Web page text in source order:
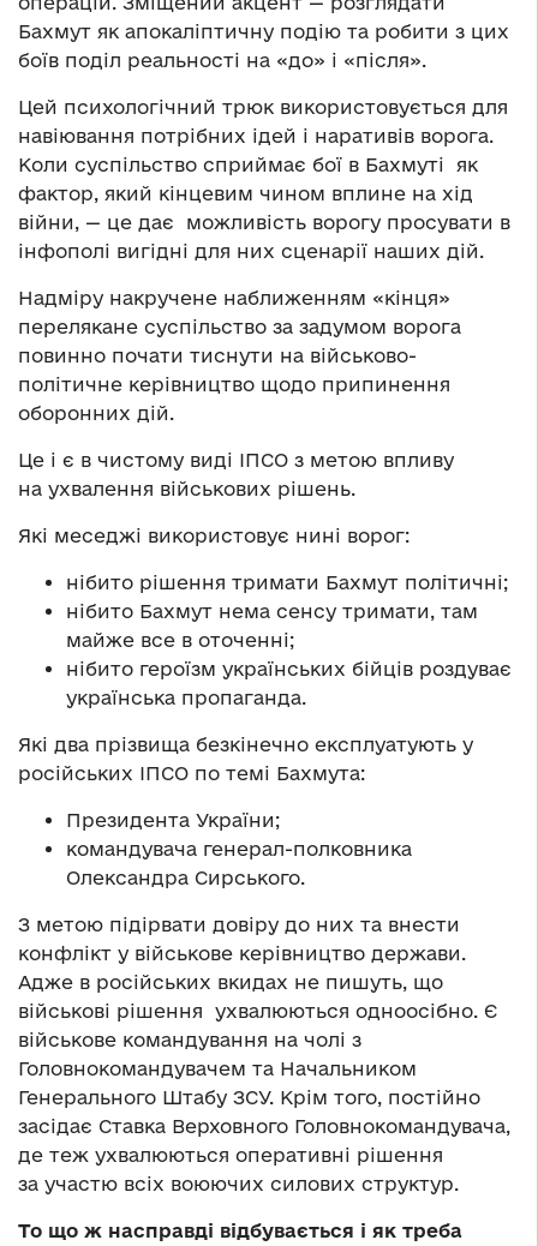
Бахмут як апокаліптичну подію та робити з цих
боїв поділ реальності на «до» і «після».
Цей психологічний трюк використовується для
навіювання потрібних ідей і наративів ворога.
Коли суспільство сприймає бої в Бахмуті як
фактор, який кінцевим чином вплине на хід
війни, — це дає можливість ворогу просувати в
інфополі вигідні для них сценарії наших дій.
Надміру накручене наближенням «кінця»
перелякане суспільство за задумом ворога
повинно почати тиснути на військово-
політичне керівництво щодо припинення
оборонних дій.
Це і є в чистому виді ІПСО з метою впливу
на ухвалення військових рішень.
Які меседжі використовує нині ворог:
нібито рішення тримати Бахмут політичні;
нібито Бахмут нема сенсу тримати, там
майже все в оточенні;
нібито героїзм українських бійців роздуває
українська пропаганда.
Які два прізвища безкінечно експлуатують у
російських ІПСО по темі Бахмута:
Президента України;
командувача генерал-полковника
Олександра Сирського.
З метою підірвати довіру до них та внести
конфлікт у військове керівництво держави.
Адже в російських вкидах не пишуть, що
військові рішення ухвалюються одноосібно. Є
військове командування на чолі з
Головнокомандувачем та Начальником
Генерального Штабу ЗСУ. Крім того, постійно
засідає Ставка Верховного Головнокомандувача,
де теж ухвалюються оперативні рішення
за участю всіх воюючих силових структур.
То що ж насправді відбувається і як треба